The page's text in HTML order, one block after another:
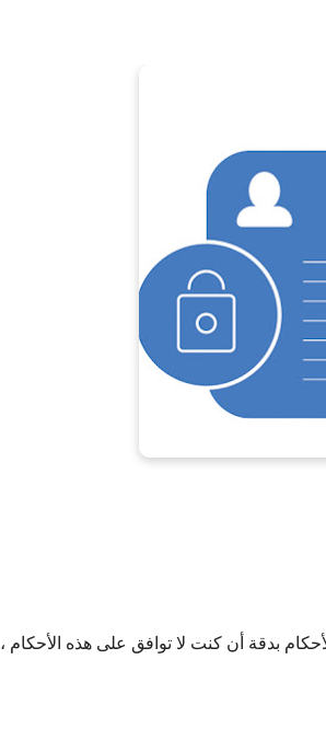
بدقة أن كنت لا توافق على هذه الأحكام ،